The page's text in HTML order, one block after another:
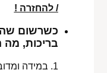
/ להחזרה !
כשרשום
בריכות, מה
1. במידה